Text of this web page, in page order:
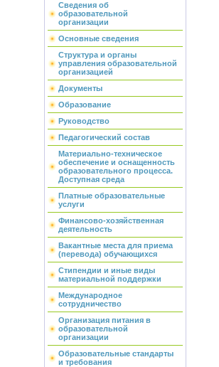
Сведения об
образовательной
организации
Основные сведения
Структура и органы
управления образовательной
организацией
Документы
Образование
Руководство
Педагогический состав
Материально-техническое
обеспечение и оснащенность
образовательного процесса.
Доступная среда
Платные образовательные
услуги
Финансово-хозяйственная
деятельность
Вакантные места для приема
(перевода) обучающихся
Стипендии и иные виды
материальной поддержки
Международное
сотрудничество
Организация питания в
образовательной
организации
Образовательные стандарты
и требования